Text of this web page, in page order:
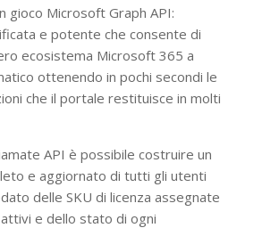
gioco Microsoft Graph API:
e potente che consente di
ecosistema Microsoft 365 a
ottenendo in pochi secondi le
che il portale restituisce in molti
API è possibile costruire un
e aggiornato di tutti gli utenti
delle SKU di licenza assegnate
e dello stato di ogni